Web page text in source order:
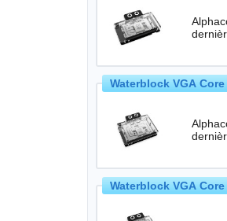
Waterblock VGA
Waterblock VGA